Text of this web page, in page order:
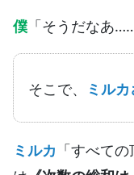
僕 「そうだなあ……
そこで、 ミル
ミルカ 「すべて